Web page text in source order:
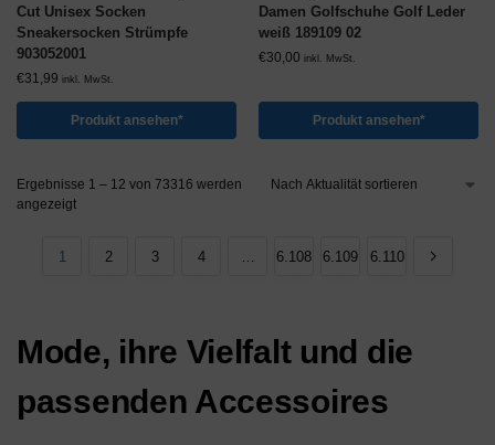
Cut Unisex Socken
Sneakersocken Strümpfe
903052001
€31,99 inkl. MwSt.
Produkt ansehen*
Damen Golfschuhe Golf Leder
weiß 189109 02
€30,00 inkl. MwSt.
Produkt ansehen*
Ergebnisse 1 – 12 von 73316 werden
angezeigt
1 2 3 4 … 6.108 6.109 6.110
Mode, ihre Vielfalt und die
passenden Accessoires